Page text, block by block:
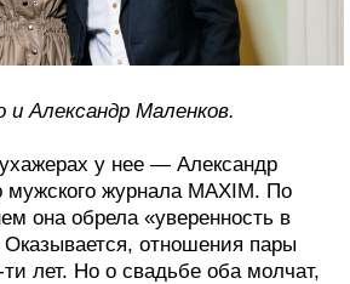
и Александр Маленков.
у нее — Александр
мужского журнала MAXIM. По
она обрела «уверенность в
отношения пары
лет. Но о свадьбе оба молчат,